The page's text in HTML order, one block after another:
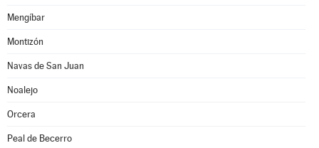
Mengíbar
Montizón
Navas de San Juan
Noalejo
Orcera
Peal de Becerro